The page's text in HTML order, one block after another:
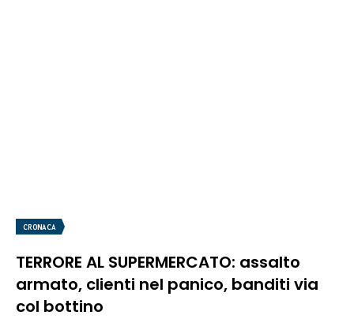
CRONACA
TERRORE AL SUPERMERCATO: assalto
armato, clienti nel panico, banditi via
col bottino